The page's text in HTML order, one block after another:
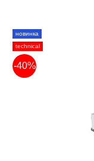
новинка
technical
-40%